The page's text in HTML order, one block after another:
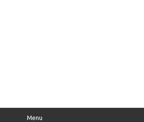
Menu